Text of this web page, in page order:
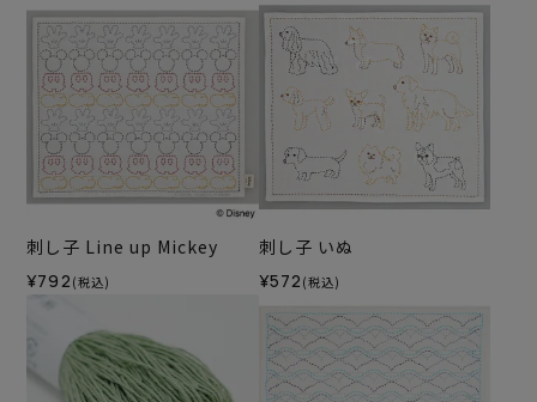
刺し子 Line up Mickey
¥792 (税込)
刺し子 いぬ
¥572 (税込)